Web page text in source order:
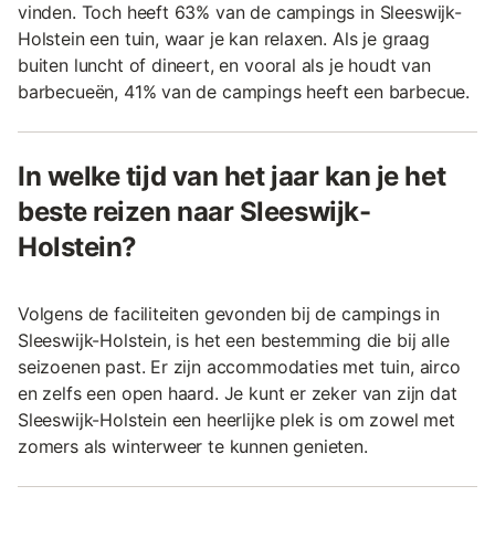
vinden. Toch heeft 63% van de campings in Sleeswijk-
Holstein een tuin, waar je kan relaxen. Als je graag
buiten luncht of dineert, en vooral als je houdt van
barbecueën, 41% van de campings heeft een barbecue.
In welke tijd van het jaar kan je het
beste reizen naar Sleeswijk-
Holstein?
Volgens de faciliteiten gevonden bij de campings in
Sleeswijk-Holstein, is het een bestemming die bij alle
seizoenen past. Er zijn accommodaties met tuin, airco
en zelfs een open haard. Je kunt er zeker van zijn dat
Sleeswijk-Holstein een heerlijke plek is om zowel met
zomers als winterweer te kunnen genieten.